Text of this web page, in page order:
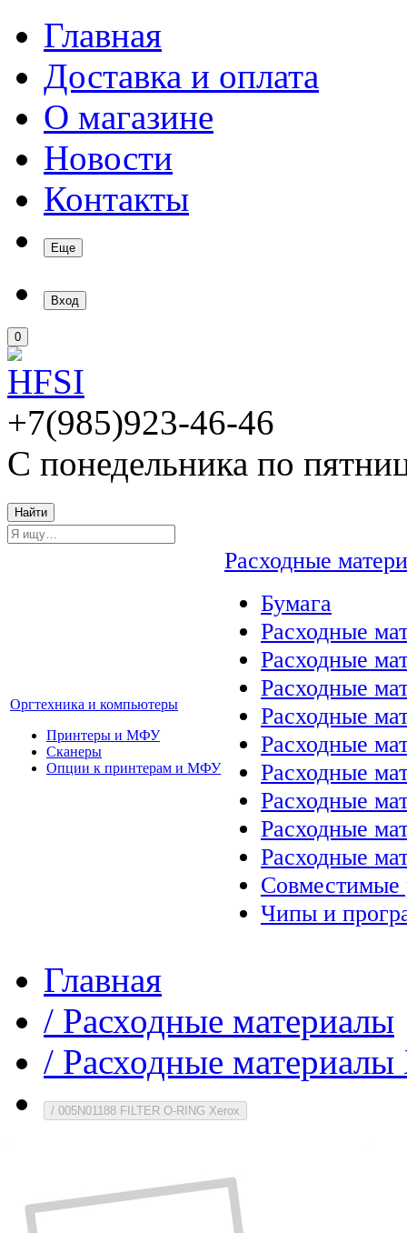
Главная
Доставка и оплата
О магазине
Новости
Контакты
Еще
Вход
0
+7(985)923-46-46
С понедельника по
Найти
Оргтехника и компьютеры
Принтеры и МФУ
Сканеры
Опции к принтерам и МФУ
Расходные
Бумага
Расходные
Расходные
Расходные
Расходные
Расходные
Расходные
Расходные
Расходные
Расходные
Совместимые
Чипы и
Главная
/ Расходные материалы
/ Расходные
/ 005N01188 FILTER O-RING Xerox